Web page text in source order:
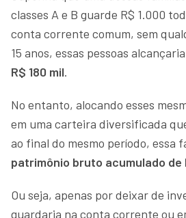
classes A e B guarde R$ 1.000
conta corrente comum, sem
15 anos, essas pessoas
R$ 180 mil.
No entanto, alocando esses
em uma carteira diversificada
ao final do mesmo período, essa
patrimônio bruto acumulado de
Ou seja, apenas por deixar de
guardaria na conta corrente ou